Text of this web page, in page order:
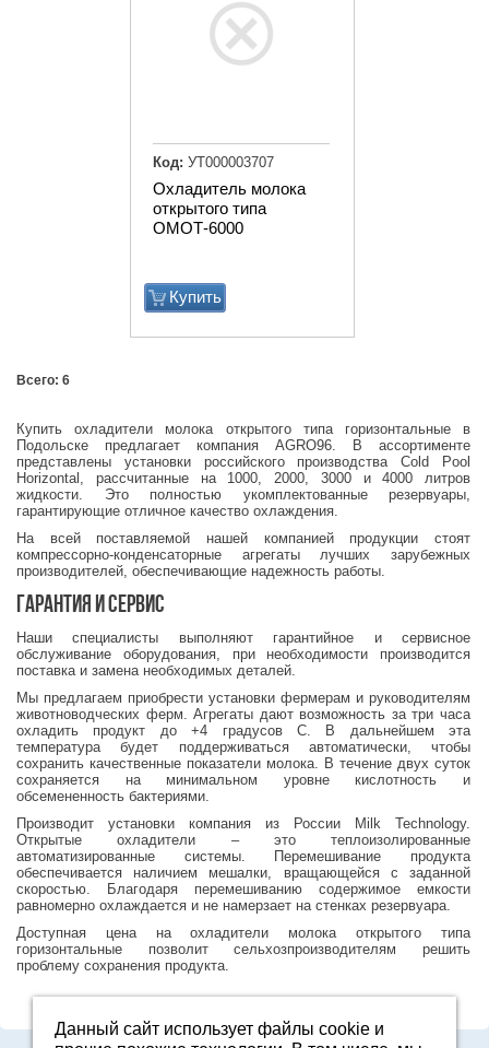
Охладитель молока
открытого типа
ОМОТ-6000
Купить
Код: УТ000003707
Всего: 6
Купить охладители молока открытого типа горизонтальные в
Подольске предлагает компания AGRO96. В ассортименте
представлены установки российского производства Cold Pool
Horizontal, рассчитанные на 1000, 2000, 3000 и 4000 литров
жидкости. Это полностью укомплектованные резервуары,
гарантирующие отличное качество охлаждения.
На всей поставляемой нашей компанией продукции стоят
компрессорно-конденсаторные агрегаты лучших зарубежных
производителей, обеспечивающие надежность работы.
Гарантия и сервис
Наши специалисты выполняют гарантийное и сервисное
обслуживание оборудования, при необходимости производится
поставка и замена необходимых деталей.
Мы предлагаем приобрести установки фермерам и руководителям
животноводческих ферм. Агрегаты дают возможность за три часа
охладить продукт до +4 градусов С. В дальнейшем эта
температура будет поддерживаться автоматически, чтобы
сохранить качественные показатели молока. В течение двух суток
сохраняется на минимальном уровне кислотность и
обсемененность бактериями.
Производит установки компания из России Milk Technology.
Открытые охладители – это теплоизолированные
автоматизированные системы. Перемешивание продукта
обеспечивается наличием мешалки, вращающейся с заданной
скоростью. Благодаря перемешиванию содержимое емкости
равномерно охлаждается и не намерзает на стенках резервуара.
Доступная цена на охладители молока открытого типа
горизонтальные позволит сельхозпроизводителям решить
проблему сохранения продукта.
Данный сайт использует файлы cookie и